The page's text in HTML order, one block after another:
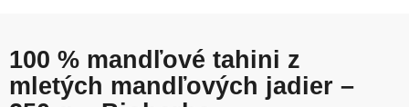
100 % mandľové tahini z
mletých mandľových jadier –